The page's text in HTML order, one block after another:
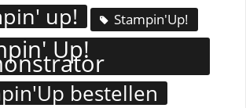
up! Stampin'Up!
Up!
bestellen